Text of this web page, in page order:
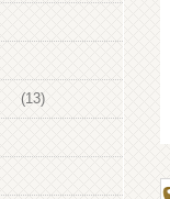
(13)